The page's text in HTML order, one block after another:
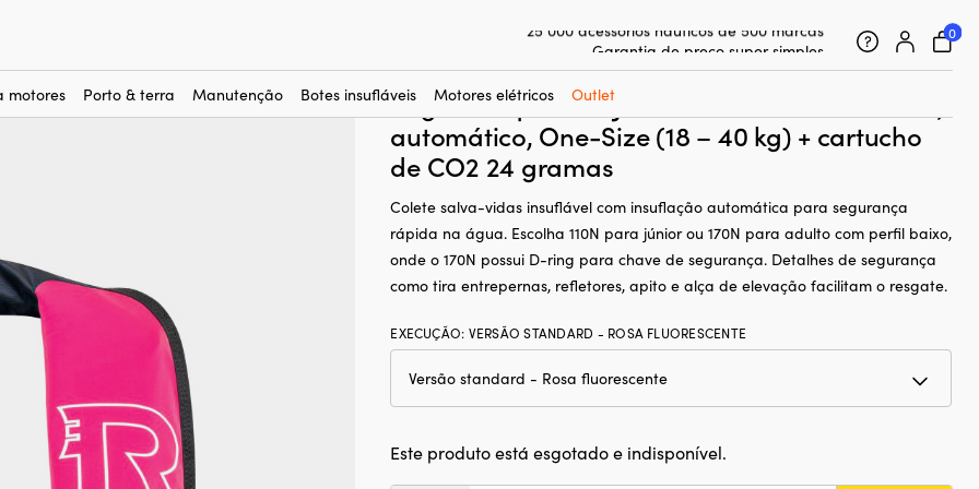
25 000 acessórios náuticos de 500 marcas
0
motores Porto & terra Manutenção Botes insufláveis Motores elétricos Outlet
de CO2 24 gramas
Colete salva-vidas insuflável para crianças
Regatta AquaSafe Junior 110N Fluorescent Pink,
automático, One-Size (18 – 40 kg) + cartucho
de CO2 24 gramas
Colete salva-vidas insuflável com insuflação automática para segurança
rápida na água. Escolha 110N para júnior ou 170N para adulto com perfil baixo,
onde o 170N possui D-ring para chave de segurança. Detalhes de segurança
como tira entrepernas, refletores, apito e alça de elevação facilitam o resgate.
EXECUÇÃO: VERSÃO STANDARD - ROSA FLUORESCENTE
Este produto está esgotado e indisponível.